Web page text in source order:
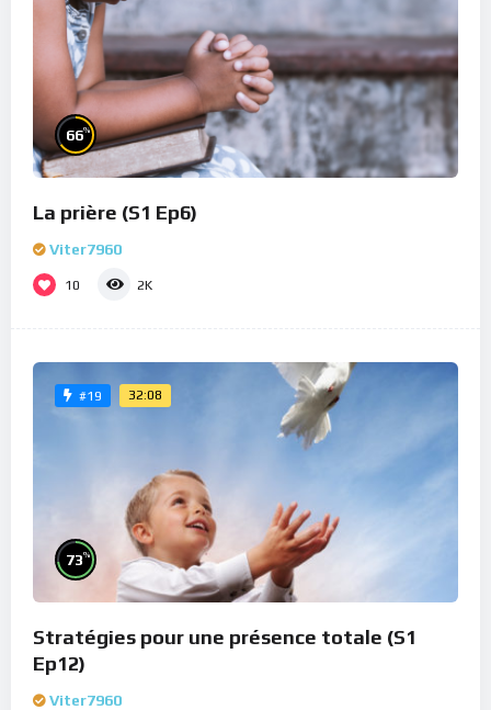
66%
La prière (S1 Ep6)
Viter7960
10 2K
#19 32:08
73%
Stratégies pour une présence totale (S1
Ep12)
Viter7960